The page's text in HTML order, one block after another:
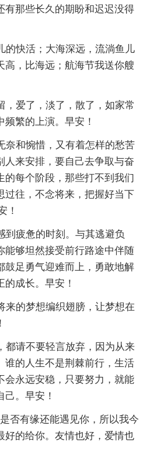
有那些长久的期盼和迟迟没得
的快活；大海深远，流淌鱼儿
高，比海远；航海节我送你艘
，爱了，淡了，散了，如家常
繁的上演。早安！
奈和惋惜，又有着怎样的愁苦
人来安排，要自己去争取与奋
的每个阶段，那些打不到我们
过往，不念将来，把握好当下
！
到疲惫的时刻。与其逃避负
能够坦然接受前行路途中伴随
鼓足勇气迎难而上，勇敢地解
成长。早安！
来的梦想编织翅膀，让梦想在
都请不要轻言放弃，因为从来
谁的人生不是荆棘前行，生活
会永远安稳，只要努力，就能
。早安！
否有缘还能遇见你，所以我今
好的给你。友情也好，爱情也